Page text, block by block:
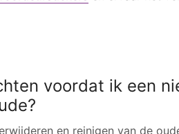
voordat ik een
en reinigen van de